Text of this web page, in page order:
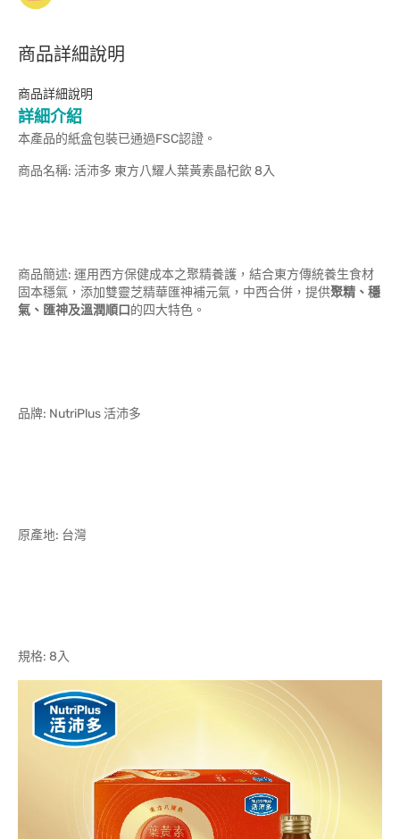
商品詳細說明
商品詳細說明
詳細介紹
本產品的紙盒包裝已通過FSC認證。
商品名稱: 活沛多 東方八耀人葉黃素晶杞飲 8入
商品簡述: 運用西方保健成本之聚精養護，結合東方傳統養生食材
固本穩氣，添加雙靈芝精華匯神補元氣，中西合併，提供聚精、穩
氣、匯神及溫潤順口的四大特色。
品牌: NutriPlus 活沛多
原產地: 台灣
規格: 8入